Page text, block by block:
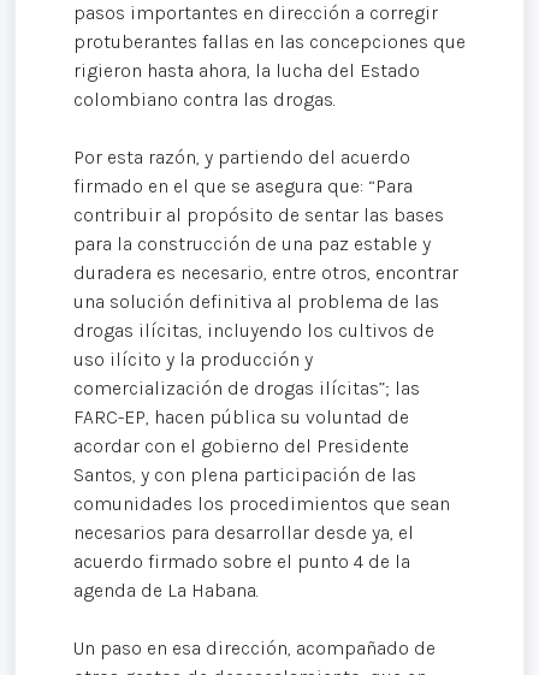
pasos importantes en dirección a corregir
protuberantes fallas en las concepciones que
rigieron hasta ahora, la lucha del Estado
colombiano contra las drogas.
Por esta razón, y partiendo del acuerdo
firmado en el que se asegura que: “Para
contribuir al propósito de sentar las bases
para la construcción de una paz estable y
duradera es necesario, entre otros, encontrar
una solución definitiva al problema de las
drogas ilícitas, incluyendo los cultivos de
uso ilícito y la producción y
comercialización de drogas ilícitas”; las
FARC-EP, hacen pública su voluntad de
acordar con el gobierno del Presidente
Santos, y con plena participación de las
comunidades los procedimientos que sean
necesarios para desarrollar desde ya, el
acuerdo firmado sobre el punto 4 de la
agenda de La Habana.
Un paso en esa dirección, acompañado de